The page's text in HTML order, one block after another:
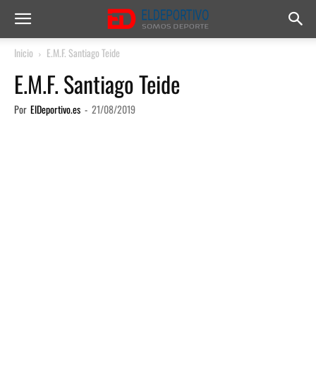
Inicio E.M.F. Santiago Teide
E.M.F. Santiago Teide
Por ElDeportivo.es - 21/08/2019